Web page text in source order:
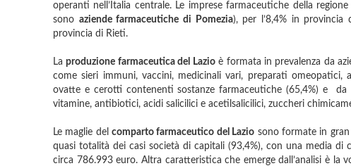
operanti nell’Italia centrale. Le imprese farmaceutiche della
sono aziende farmaceutiche di Pomezia), per l’8,4% in
provincia di Rieti.
Laproduzione farmaceutica del Lazioè formata in prevalenza da
come sieri immuni, vaccini, medicinali vari, preparati omeopatici,
ovatte e cerotti contenenti sostanze farmaceutiche (65,4%) e
vitamine, antibiotici, acidi salicilici e acetilsalicilici, zuccheri
Le maglie delcomparto farmaceutico del Lazio sono formate in
quasi totalità dei casi società di capitali (93,4%), con una media
circa 786.993 euro. Altra caratteristica che emerge dall’analisi è la